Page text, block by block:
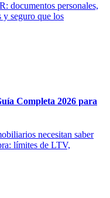
documentos personales,
y seguro que los
Completa 2026 para
necesitan saber
límites de LTV,